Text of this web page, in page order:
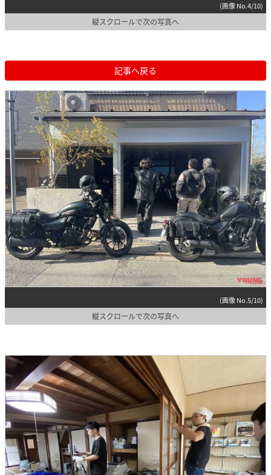
(画像 No.4/10)
縦スクロールで次の写真へ
記事へ戻る
(画像 No.5/10)
縦スクロールで次の写真へ